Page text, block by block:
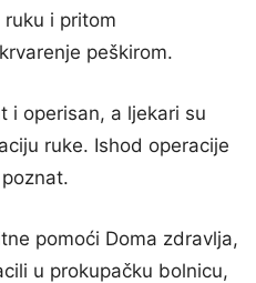
i pritom
peškirom.
i operisan, a ljekari su
ruke. Ishod operacije
pomoći Doma zdravlja,
u prokupačku bolnicu,